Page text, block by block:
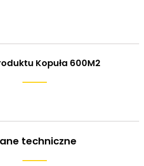
Kopuła 600M2
techniczne